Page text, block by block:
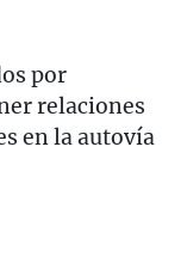
por
relaciones
en la autovía